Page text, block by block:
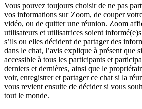
Vous pouvez toujours choisir de ne pas
vos informations sur Zoom, de couper
vidéo, ou de quitter une réunion. Zoom
utilisateurs et utilisatrices soient
s’ils ou elles décident de partager des
dans le chat, l’avis explique à présent que
accessible à tous les participants et
derniers et dernières, ainsi que le
voir, enregistrer et partager ce chat si la
vous revient ensuite de décider si vous
tout le monde.